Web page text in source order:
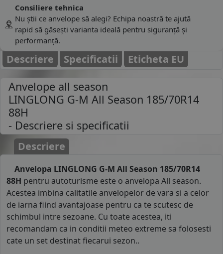
Consiliere tehnica
Nu știi ce anvelope să alegi? Echipa noastră te ajută
rapid să găsești varianta ideală pentru siguranță și
performanță.
Descriere Specificatii Eticheta EU
Anvelope all season
LINGLONG G-M All Season 185/70R14
88H
- Descriere si specificatii
Descriere
Anvelopa LINGLONG G-M All Season 185/70R14
88H pentru autoturisme este o anvelopa All season.
Acestea imbina calitatile anvelopelor de vara si a celor
de iarna fiind avantajoase pentru ca te scutesc de
schimbul intre sezoane. Cu toate acestea, iti
recomandam ca in conditii meteo extreme sa folosesti
cate un set destinat fiecarui sezon..